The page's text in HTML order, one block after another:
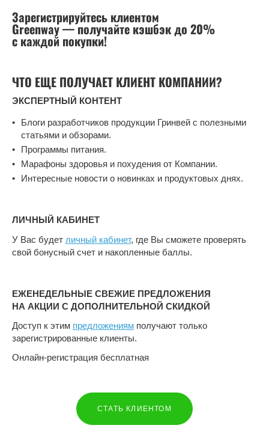
Зарегистрируйтесь клиентом
Greenway — получайте кэшбэк до 20%
с каждой покупки!
ЧТО ЕЩЕ ПОЛУЧАЕТ КЛИЕНТ КОМПАНИИ?
ЭКСПЕРТНЫЙ КОНТЕНТ
Блоги разработчиков продукции Гринвей с полезными
статьями и обзорами.
Программы питания.
Марафоны здоровья и похудения от Компании.
Интересные новости о новинках и продуктовых днях.
ЛИЧНЫЙ КАБИНЕТ
У Вас будет личный кабинет, где Вы сможете проверять
свой бонусный счет и накопленные баллы.
ЕЖЕНЕДЕЛЬНЫЕ СВЕЖИЕ ПРЕДЛОЖЕНИЯ
НА АКЦИИ С ДОПОЛНИТЕЛЬНОЙ СКИДКОЙ
Доступ к этим предложениям получают только
зарегистрированные клиенты.
Онлайн-регистрация бесплатная
СТАТЬ КЛИЕНТОМ